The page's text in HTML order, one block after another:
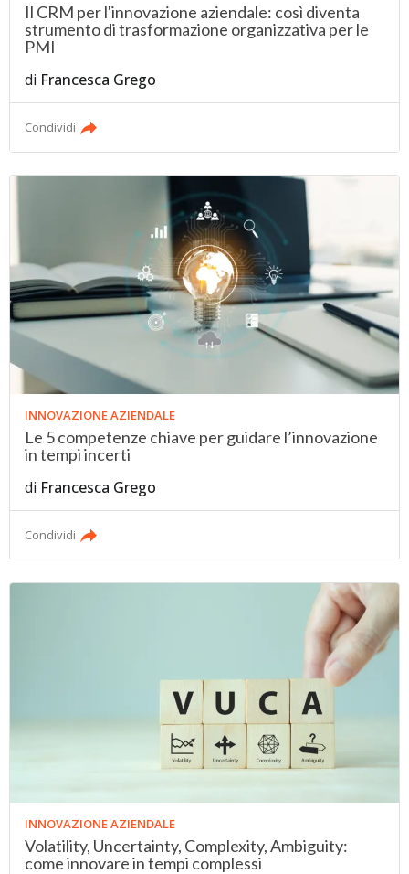
Il CRM per l'innovazione aziendale: così diventa
strumento di trasformazione organizzativa per le
PMI
di Francesca Grego
Condividi
INNOVAZIONE AZIENDALE
Le 5 competenze chiave per guidare l’innovazione
in tempi incerti
di Francesca Grego
Condividi
INNOVAZIONE AZIENDALE
Volatility, Uncertainty, Complexity, Ambiguity:
come innovare in tempi complessi